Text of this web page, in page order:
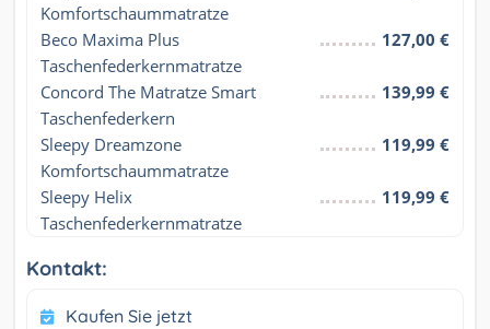
Komfortschaummatratze
Beco Maxima Plus
Taschenfederkernmatratze
127,00 €
Concord The Matratze Smart
Taschenfederkern
139,99 €
Sleepy Dreamzone
Komfortschaummatratze
119,99 €
Sleepy Helix
Taschenfederkernmatratze
119,99 €
Kontakt:
Kaufen Sie jetzt